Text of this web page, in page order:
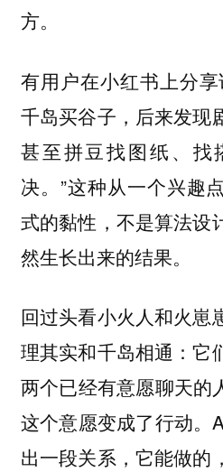
方。
有用户在小红书上分
千岛买谷子，后来发现
甚至拼豆找图纸、找
决。”这种从一个兴趣
式的黏性，不是算法设
然生长出来的结果。
回过头看小火人和火崽
理其实和千岛相通：它
两个已经有意愿聊天的
这个意愿变成了行动。
出一段关系，它能做的